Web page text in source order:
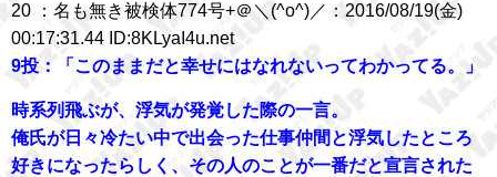
20 ：名も無き被検体774号+＠＼(^o^)／：2016/08/19(金)
00:17:31.44 ID:8KLyaI4u.net
9投：「このままだと幸せにはなれないってわかってる。」
時系列飛ぶが、浮気が発覚した際の一言。
俺氏が日々冷たい中で出会った仕事仲間と浮気したところ
好きになったらしく、その人のことが一番だと宣言された